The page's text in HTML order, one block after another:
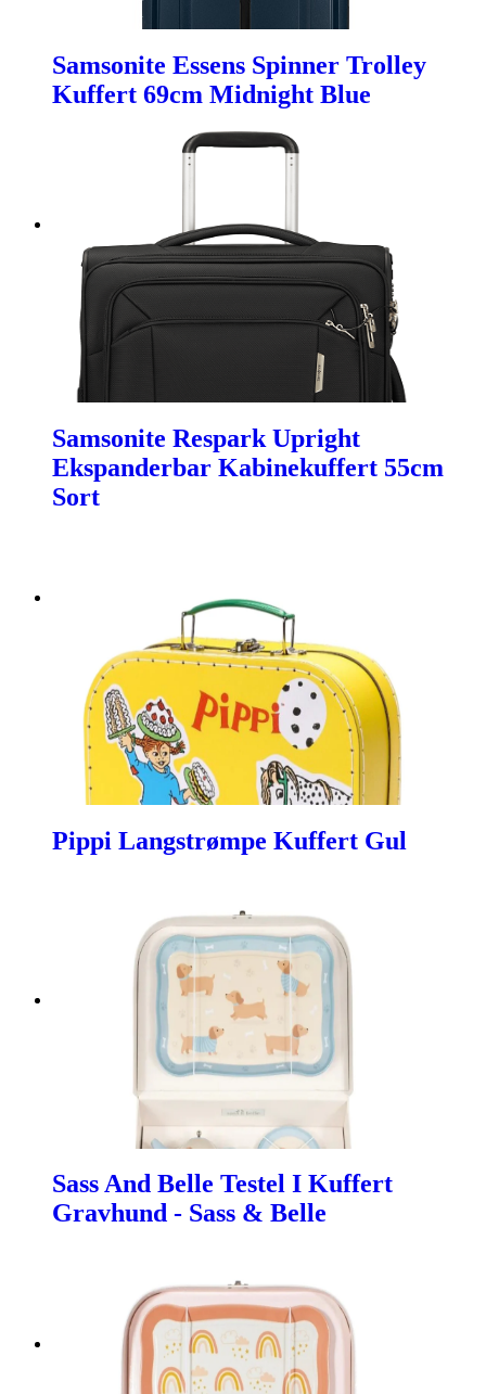
Samsonite Essens Spinner Trolley
Kuffert 69cm Midnight Blue
Samsonite Respark Upright
Ekspanderbar Kabinekuffert 55cm
Sort
Pippi Langstrømpe Kuffert Gul
Sass And Belle Testel I Kuffert
Gravhund - Sass & Belle